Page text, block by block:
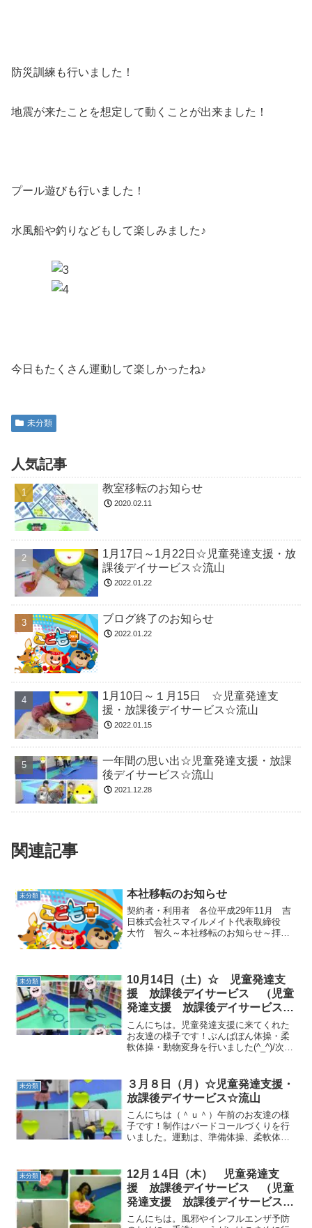
防災訓練も行いました！
地震が来たことを想定して動くことが出来ました！
プール遊びも行いました！
水風船や釣りなどもして楽しみました♪
今日もたくさん運動して楽しかったね♪
未分類
人気記事
教室移転のお知らせ
2020.02.11
1月17日～1月22日☆児童発達支援・放
課後デイサービス☆流山
2022.01.22
ブログ終了のお知らせ
2022.01.22
1月10日～１月15日 ☆児童発達支
援・放課後デイサービス☆流山
2022.01.15
一年間の思い出☆児童発達支援・放課
後デイサービス☆流山
2021.12.28
関連記事
未分類 本社移転のお知らせ
契約者・利用者 各位平成29年11月 吉
日株式会社スマイルメイト代表取締役
大竹 智久～本社移転のお知らせ～拝
て、弊社では、児童発達支...
未分類
10月14日（土）☆ 児童発達支
援 放課後デイサービス （児童
発達支援 放課後デイサービス
発達気になる 放デイ 自閉症
学習障害 ＬＤ ＡＤＨＤ アス
ペルガー症候群
こんにちは。児童発達支援に来てくれた
お友達の様子です！ぶんばぼん体操・柔
軟体操・動物変身を行いました(^_^)/次
ットトンネルトランポリン・フープジャ
ンプ を音楽に合わ...
未分類
３月８日（月）☆児童発達支援・
放課後デイサービス☆流山
こんにちは（＾ｕ＾）午前のお友達の様
子です！制作はバードコールづくりを行
いました。運動は、準備体操、柔軟体
台・フープジャンプを行いました。大縄
跳びも行いました！午後の活...
未分類
12月１4日（木） 児童発達支
援 放課後デイサービス （児童
発達支援 放課後デイサービス
発達気になる 放デイ 自閉症
こんにちは。風邪やインフルエンザ予防